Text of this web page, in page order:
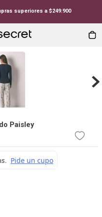
superiores a $249.900
Paisley